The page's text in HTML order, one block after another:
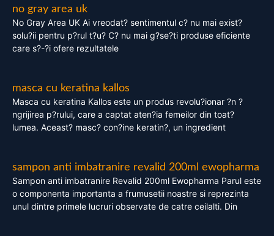
no gray area uk
No Gray Area UK Ai vreodat? sentimentul c? nu mai exist?
solu?ii pentru p?rul t?u? C? nu mai g?se?ti produse eficiente
care s?-?i ofere rezultatele
masca cu keratina kallos
Masca cu keratina Kallos este un produs revolu?ionar ?n ?
ngrijirea p?rului, care a captat aten?ia femeilor din toat?
lumea. Aceast? masc? con?ine keratin?, un ingredient
sampon anti imbatranire revalid 200ml ewopharma
Sampon anti imbatranire Revalid 200ml Ewopharma Parul este
o componenta importanta a frumusetii noastre si reprezinta
unul dintre primele lucruri observate de catre ceilalti. Din